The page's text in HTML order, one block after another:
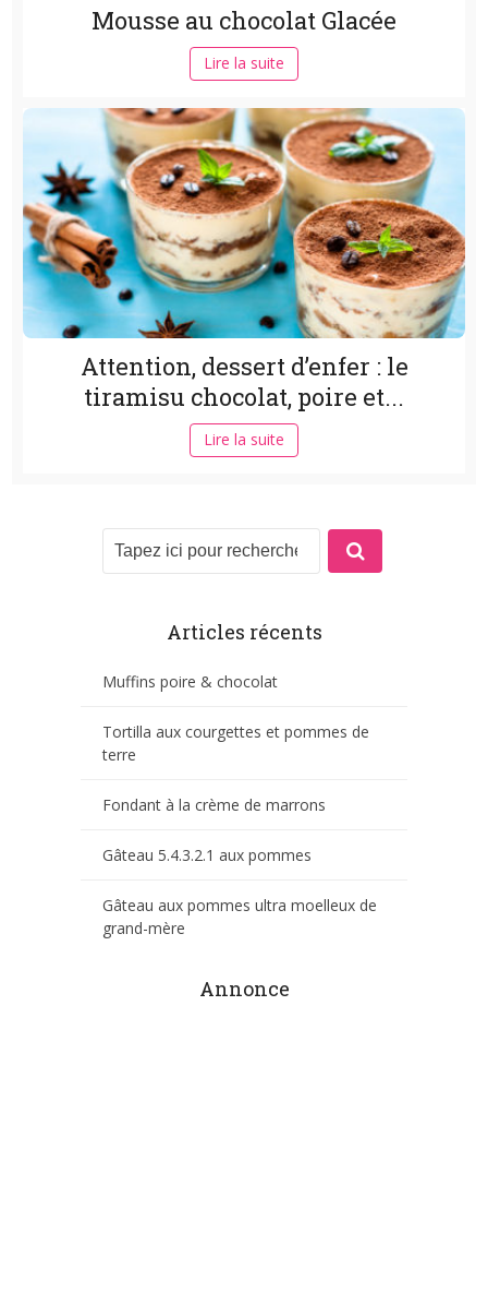
Mousse au chocolat Glacée
Lire la suite
Attention, dessert d’enfer : le
tiramisu chocolat, poire et...
Lire la suite
Articles récents
Muffins poire & chocolat
Tortilla aux courgettes et pommes de
terre
Fondant à la crème de marrons
Gâteau 5.4.3.2.1 aux pommes
Gâteau aux pommes ultra moelleux de
grand-mère
Annonce